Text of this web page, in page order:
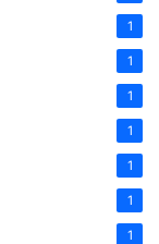
1
1
1
1
1
1
1